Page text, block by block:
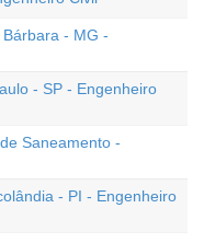
- MG -
- SP - Engenheiro
Saneamento -
- PI - Engenheiro